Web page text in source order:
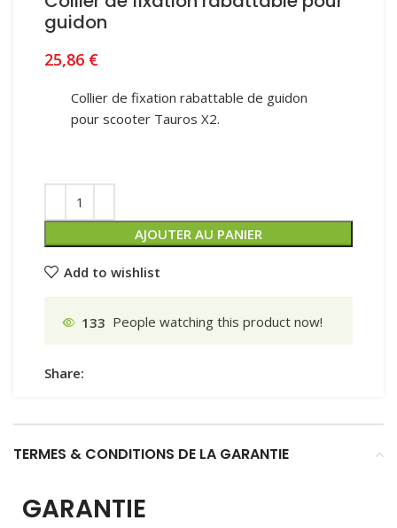
guidon
25,86 €
Collier de fixation rabattable de guidon
pour scooter Tauros X2.
AJOUTER AU PANIER
Add to wishlist
133 People watching this product now!
Share:
TERMES & CONDITIONS DE LA GARANTIE
GARANTIE